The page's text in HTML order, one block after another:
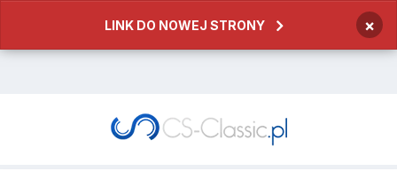
LINK DO NOWEJ STRONY ×